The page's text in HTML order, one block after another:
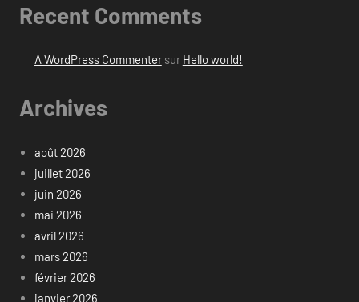
Recent Comments
A WordPress Commentersur Hello world!
Archives
août 2026
juillet 2026
juin 2026
mai 2026
avril 2026
mars 2026
février 2026
janvier 2026